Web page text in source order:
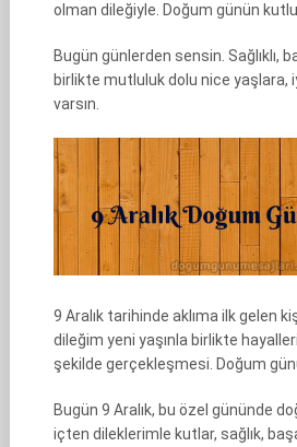
olman dileğiyle. Doğum günün
Bugün günlerden sensin. Sağlıklı,
birlikte mutluluk dolu nice yaşlara,
varsın.
9 Aralık tarihinde aklıma ilk gelen
dileğim yeni yaşınla birlikte
şekilde gerçekleşmesi. Doğum
Bugün 9 Aralık, bu özel gününde
içten dileklerimle kutlar, sağlık,